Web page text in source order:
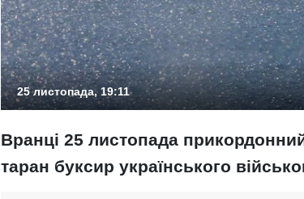
25 листопада, 19:11
Вранці 25 листопада
таран буксир українського